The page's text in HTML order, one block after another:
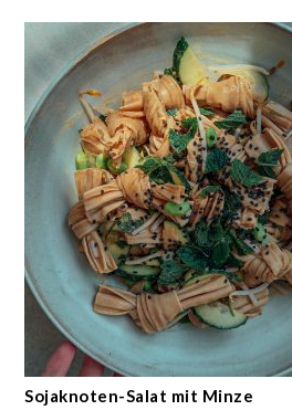
Sojaknoten-Salat mit Minze